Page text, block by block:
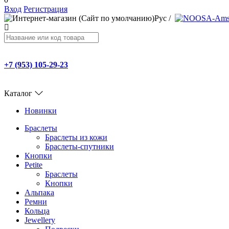
Вход Регистрация
Рус /
+7 (953) 105-29-23
Каталог
Новинки
Браслеты
Браслеты из кожи
Браслеты-спутники
Кнопки
Petite
Браслеты
Кнопки
Альпака
Ремни
Кольца
Jewellery